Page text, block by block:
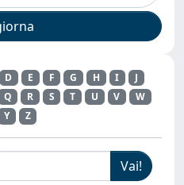
D E F G H I
J
Q R S T U V
W
Y Z